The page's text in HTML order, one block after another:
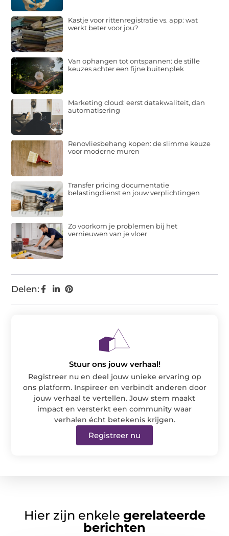
Delen:
Kastje voor rittenregistratie vs. app: wat
werkt beter voor jou?
Van ophangen tot ontspannen: de stille
keuzes achter een fijne buitenplek
Marketing cloud: eerst datakwaliteit, dan
automatisering
Renovliesbehang kopen: de slimme keuze
voor moderne muren
Transfer pricing documentatie
belastingdienst en jouw verplichtingen
Zo voorkom je problemen bij het
vernieuwen van je vloer
Stuur ons jouw verhaal!
Registreer nu en deel jouw unieke ervaring op
ons platform. Inspireer en verbindt anderen door
jouw verhaal te vertellen. Jouw stem maakt
impact en versterkt een community waar
verhalen écht betekenis krijgen.
Registreer nu
Hier zijn enkele gerelateerde
berichten